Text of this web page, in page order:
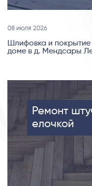
08 июля 2026
Шлифовка и
доме в д. Мендсары
Ремонт
елочкой